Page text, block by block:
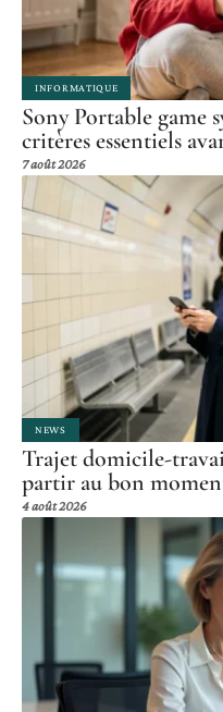
INFORMATIQUE
Sony Portable game
critères essentiels
7 août 2026
NEWS
Trajet domicile-
partir au bon
4 août 2026